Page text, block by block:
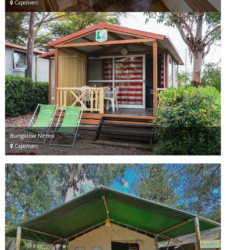
Capoliveri
Bungalow Nemo
Capoliveri